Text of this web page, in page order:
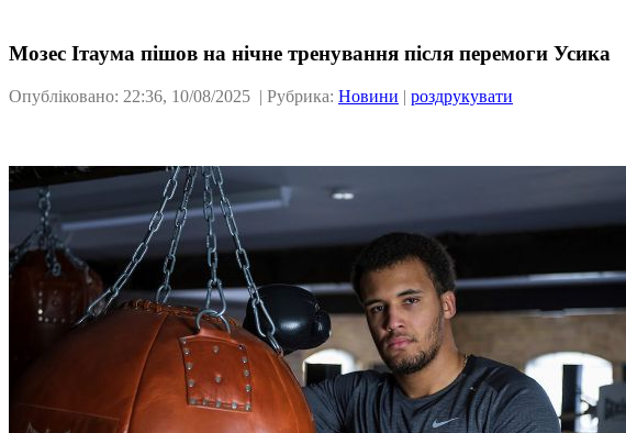
Мозес Ітаума пішов на нічне тренування після перемоги Усика
Опубліковано: 22:36, 10/08/2025 | Рубрика: Новини | роздрукувати